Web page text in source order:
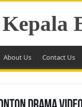
Kepala
About Us Contact Us